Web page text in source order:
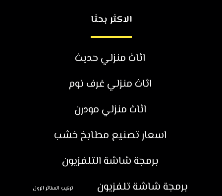
الاكثر بحثا
اثاث منزلي حديث
اثاث منزلي غرف نوم
اثاث منزلي مودرن
اسعار تصنيع مطابخ خشب
برمجة شاشة التلفزيون
برمجة شاشة تلفزيون
تركيب الستائر الرول